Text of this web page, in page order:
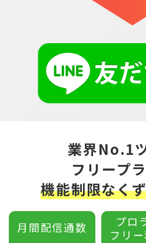
業界No.1
フリープ
機能制限なく
月間配信通数
プロ
フリ